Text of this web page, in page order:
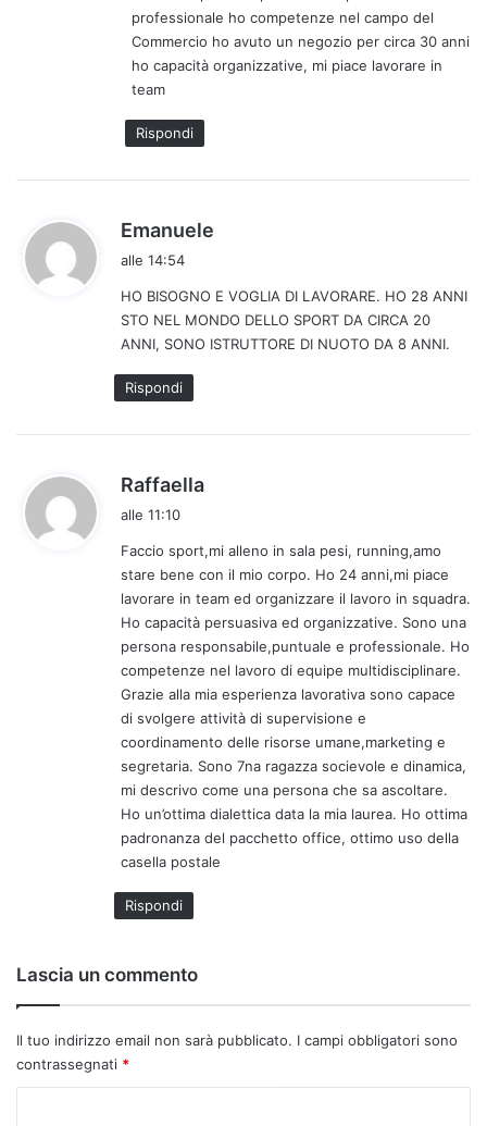
t
t
o
professionale ho competenze nel campo del
Commercio ho avuto un negozio per circa 30 anni
ho capacità organizzative, mi piace lavorare in
team
Rispondi
Emanuele
e
t
t
alle 14:54
HO BISOGNO E VOGLIA DI LAVORARE. HO 28 ANNI
STO NEL MONDO DELLO SPORT DA CIRCA 20
ANNI, SONO ISTRUTTORE DI NUOTO DA 8 ANNI.
Rispondi
Raffaella
e
t
t
o
:
alle 11:10
Faccio sport,mi alleno in sala pesi, running,amo
stare bene con il mio corpo. Ho 24 anni,mi piace
lavorare in team ed organizzare il lavoro in squadra.
Ho capacità persuasiva ed organizzative. Sono una
persona responsabile,puntuale e professionale. Ho
competenze nel lavoro di equipe multidisciplinare.
Grazie alla mia esperienza lavorativa sono capace
di svolgere attività di supervisione e
coordinamento delle risorse umane,marketing e
segretaria. Sono 7na ragazza socievole e dinamica,
mi descrivo come una persona che sa ascoltare.
Ho un’ottima dialettica data la mia laurea. Ho ottima
padronanza del pacchetto office, ottimo uso della
casella postale
Rispondi
Lascia un commento
Il tuo indirizzo email non sarà pubblicato. I campi obbligatori sono
contrassegnati *